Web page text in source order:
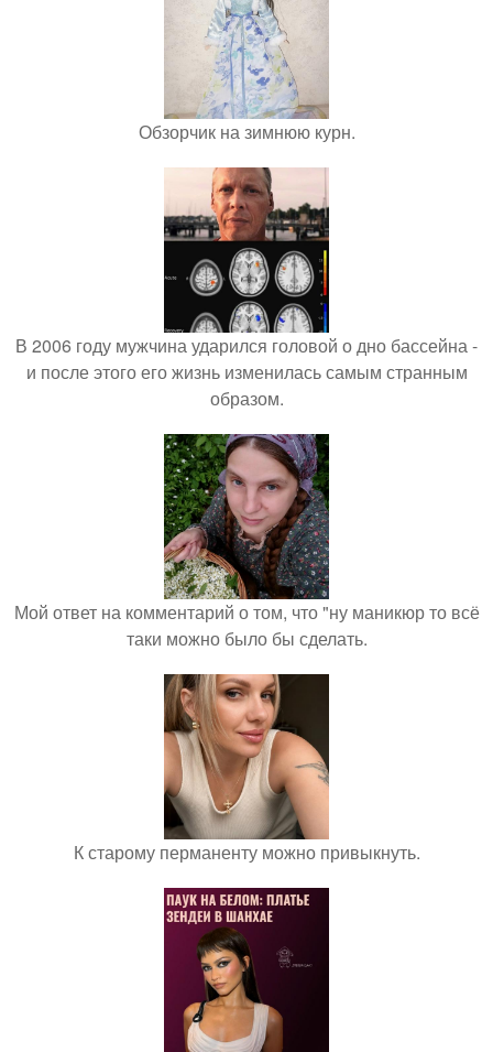
Обзорчик на зимнюю курн.
В 2006 году мужчина ударился головой о дно бассейна -
и после этого его жизнь изменилась самым странным
образом.
Мой ответ на комментарий о том, что "ну маникюр то всё
таки можно было бы сделать.
К старому перманенту можно привыкнуть.